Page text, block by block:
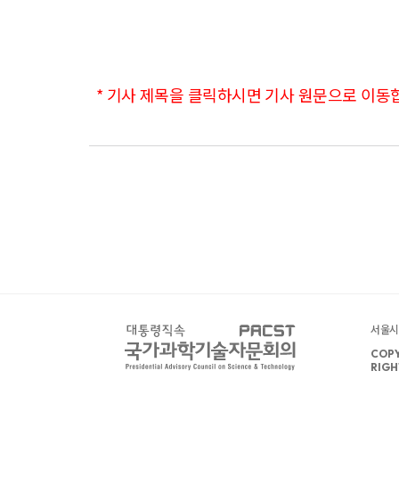
* 기사 제목을 클릭하시면 기사 원문으로 이동
서울